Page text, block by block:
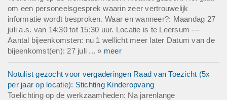
om een personeelsgesprek waarin zeer vertrouwelijk
informatie wordt besproken. Waar en wanneer?: Maandag 27
juli a.s. van 14:30 tot 15:30 uur. Locatie is te Leersum ---
Aantal bijeenkomsten: nu 1 wellicht meer later Datum van de
bijeenkomst(en): 27 juli ... » meer
Notulist gezocht voor vergaderingen Raad van Toezicht (5x
per jaar op locatie): Stichting Kinderopvang
Toelichting op de werkzaamheden: Na jarenlange